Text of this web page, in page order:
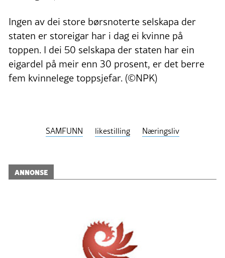
Ingen av dei store børsnoterte selskapa der
staten er storeigar har i dag ei kvinne på
toppen. I dei 50 selskapa der staten har ein
eigardel på meir enn 30 prosent, er det berre
fem kvinnelege toppsjefar. (©NPK)
SAMFUNN likestilling Næringsliv
ANNONSE